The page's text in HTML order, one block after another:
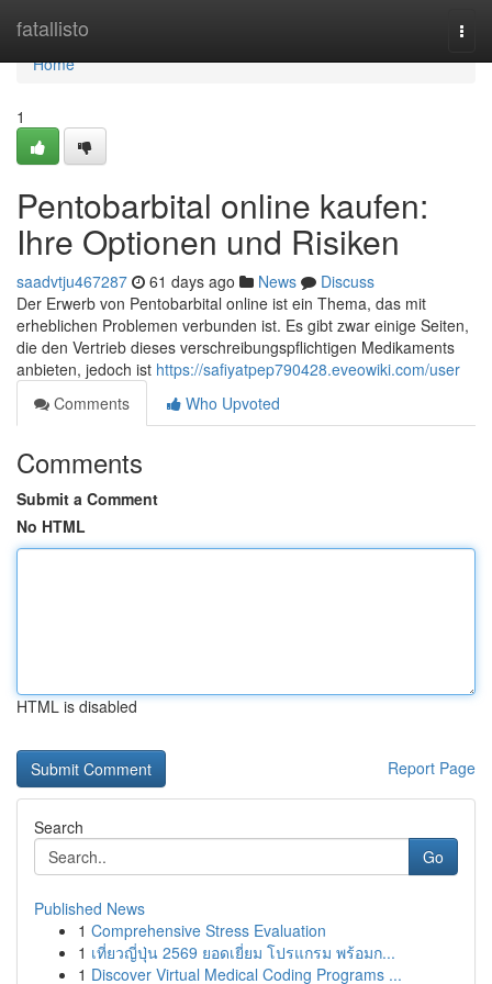
fatallisto
Home
Home
1
Pentobarbital online kaufen:
Ihre Optionen und Risiken
saadvtju467287 61 days ago News
Discuss
Der Erwerb von Pentobarbital online ist ein Thema, das mit
erheblichen Problemen verbunden ist. Es gibt zwar einige Seiten,
die den Vertrieb dieses verschreibungspflichtigen Medikaments
anbieten, jedoch ist https://safiyatpep790428.eveowiki.com/user
Comments
Who Upvoted
Comments
Submit a Comment
No HTML
HTML is disabled
Report Page
Search
Go
Published News
1 Comprehensive Stress Evaluation
1 เที่ยวญี่ปุ่น 2569 ยอดเยี่ยม โปรแกรม พร้อมก...
1 Discover Virtual Medical Coding Programs ...